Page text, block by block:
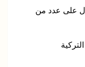
على عدد من